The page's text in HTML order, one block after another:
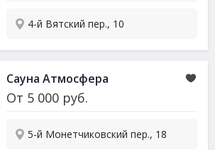
4-й Вятский пер., 10
Сауна Атмосфера
От 5 000 руб.
5-й Монетчиковский пер., 18